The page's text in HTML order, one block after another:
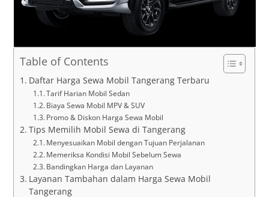
Table of Contents
Daftar Harga Sewa Mobil Tangerang Terbaru
Tarif Harian Mobil Sedan
Biaya Sewa Mobil MPV & SUV
Promo & Diskon Harga Sewa Mobil
Tips Memilih Mobil Sewa di Tangerang
Menyesuaikan Mobil dengan Tujuan Perjalanan
Memeriksa Kondisi Mobil Sebelum Sewa
Bandingkan Harga dan Layanan
Layanan Tambahan dalam Harga Sewa Mobil
Tangerang